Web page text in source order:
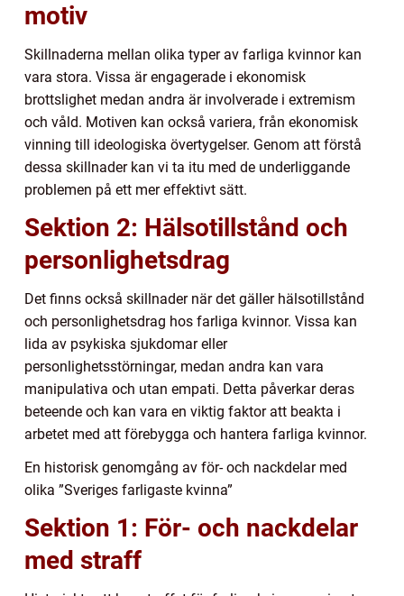
motiv
Skillnaderna mellan olika typer av farliga kvinnor kan
vara stora. Vissa är engagerade i ekonomisk
brottslighet medan andra är involverade i extremism
och våld. Motiven kan också variera, från ekonomisk
vinning till ideologiska övertygelser. Genom att förstå
dessa skillnader kan vi ta itu med de underliggande
problemen på ett mer effektivt sätt.
Sektion 2: Hälsotillstånd och
personlighetsdrag
Det finns också skillnader när det gäller hälsotillstånd
och personlighetsdrag hos farliga kvinnor. Vissa kan
lida av psykiska sjukdomar eller
personlighetsstörningar, medan andra kan vara
manipulativa och utan empati. Detta påverkar deras
beteende och kan vara en viktig faktor att beakta i
arbetet med att förebygga och hantera farliga kvinnor.
En historisk genomgång av för- och nackdelar med
olika ”Sveriges farligaste kvinna”
Sektion 1: För- och nackdelar
med straff